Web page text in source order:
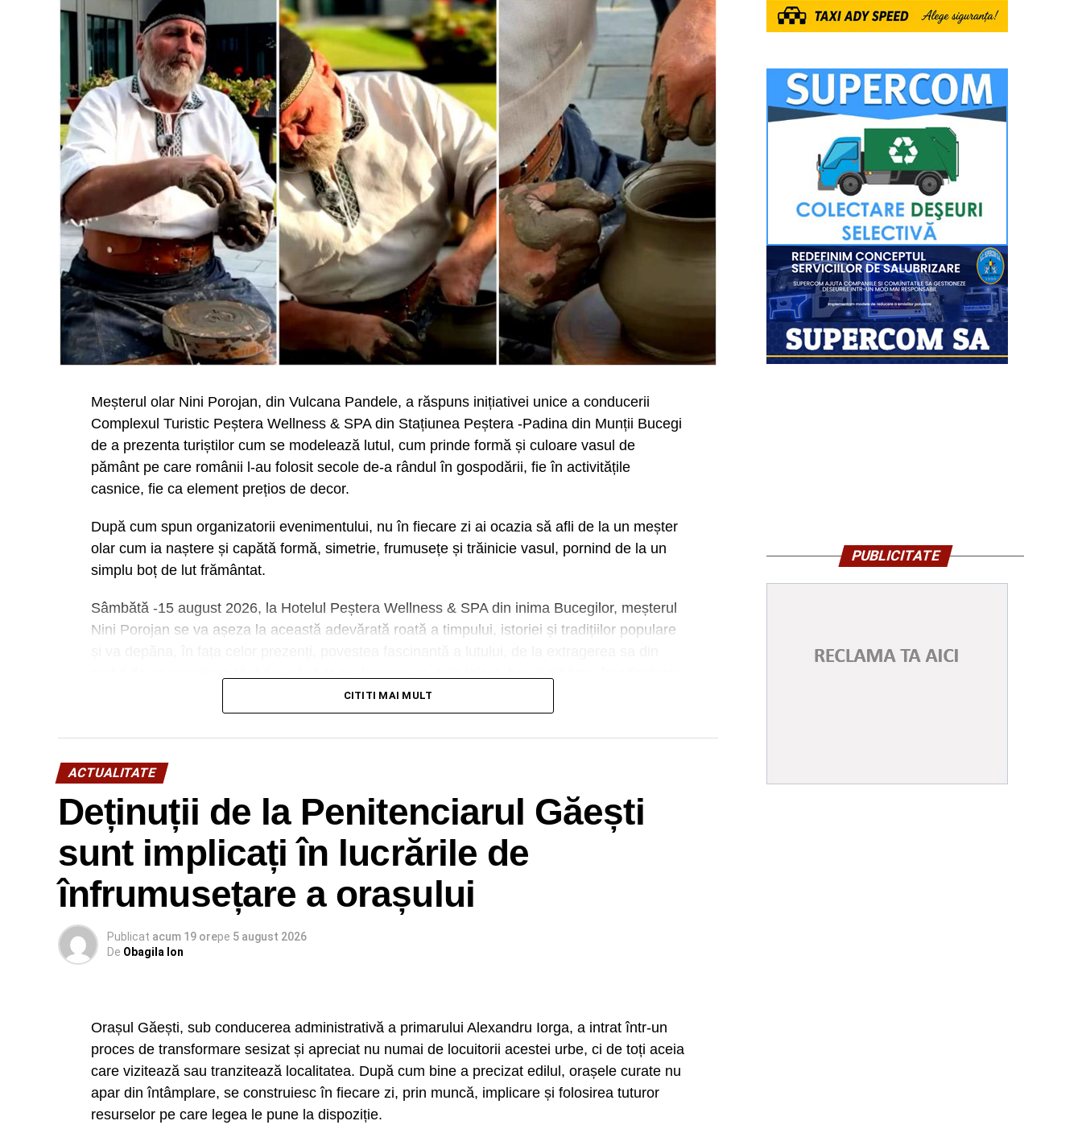
Meșterul olar Nini Porojan, din Vulcana Pandele, a răspuns inițiativei unice a conducerii
Complexul Turistic Peștera Wellness & SPA din Stațiunea Peștera -Padina din Munții Bucegi
de a prezenta turiștilor cum se modelează lutul, cum prinde formă și culoare vasul de
pământ pe care românii l-au folosit secole de-a rândul în gospodării, fie în activitățile
casnice, fie ca element prețios de decor.
După cum spun organizatorii evenimentului, nu în fiecare zi ai ocazia să afli de la un meșter
olar cum ia naștere și capătă formă, simetrie, frumusețe și trăinicie vasul, pornind de la un
simplu boț de lut frământat.
Sâmbătă -15 august 2026, la Hotelul Peștera Wellness & SPA din inima Bucegilor, meșterul
Nini Porojan se va așeza la această adevărată roată a timpului, istoriei și tradițiilor populare
bijuterii populare. Atelierul de olărit de la Hotel Peștera Wellness & SPA este o experiență
autentică, potrivită atât pentru copii, ar și pentru adulții interesați de tradiții, răbdare și
creativitate.
„Te așteptăm să descoperi unul dintre cele mai vechi meșteșuguri românești și să pleci
acasă cu o experiență pe care, cu siguranță, nu o vei uita”, este îndemnul pe care
reprezentanții Hotelului Peștera Wellness & SPA îl fac turiștilor. Sâmbătă – 15 august 2026,
de Sfânta Marie Mare.
Urmărește Incomod Media și pe Google News
CITITI MAI MULT
ACTUALITATE
Deținuții de la Penitenciarul Găești
sunt implicați în lucrările de
înfrumusețare a orașului
Publicat acum 19 orepe 5 august 2026
De Obagila Ion
Orașul Găești, sub conducerea administrativă a primarului Alexandru Iorga, a intrat într-un
proces de transformare sesizat și apreciat nu numai de locuitorii acestei urbe, ci de toți aceia
care vizitează sau tranzitează localitatea. După cum bine a precizat edilul, orașele curate nu
apar din întâmplare, se construiesc în fiecare zi, prin muncă, implicare și folosirea tuturor
resurselor pe care legea le pune la dispoziție.
PUBLICITATE